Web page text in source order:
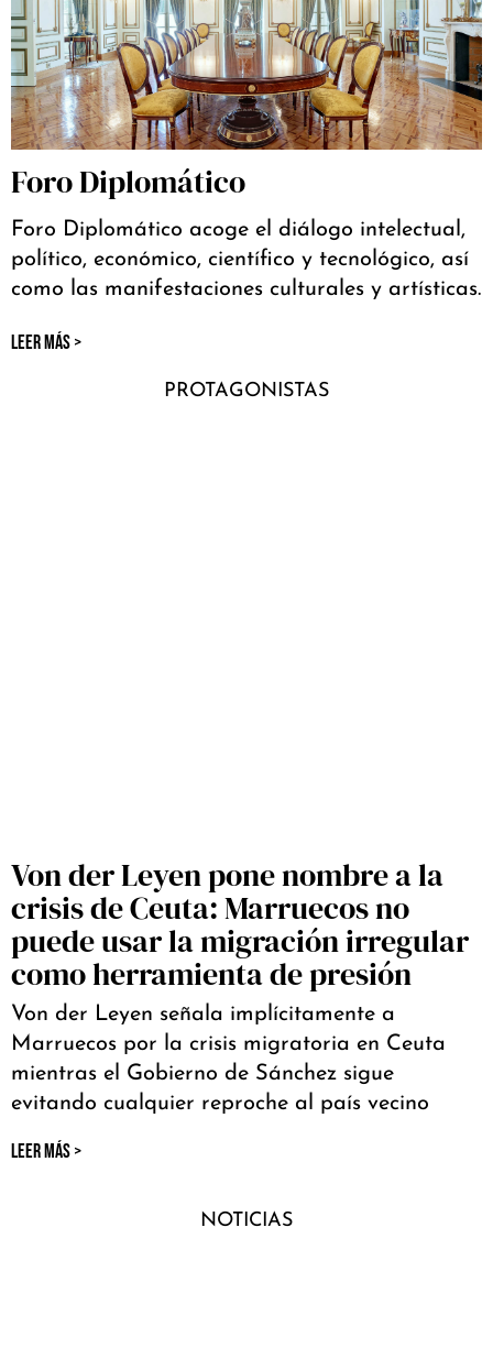
Foro Diplomático
Foro Diplomático acoge el diálogo intelectual,
político, económico, científico y tecnológico, así
como las manifestaciones culturales y artísticas.
LEER MÁS >
PROTAGONISTAS
Von der Leyen pone nombre a la
crisis de Ceuta: Marruecos no
puede usar la migración irregular
como herramienta de presión
Von der Leyen señala implícitamente a
Marruecos por la crisis migratoria en Ceuta
mientras el Gobierno de Sánchez sigue
evitando cualquier reproche al país vecino
LEER MÁS >
NOTICIAS